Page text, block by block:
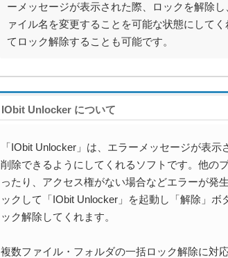
ーメッセージが表示された際、ロックを解除
ァイル名を変更することを可能な状態にして
てロック解除することも可能です。
IObit Unlocker について
「IObit Unlocker」は、エラーメッセージが表
削除できるようにしてくれるソフトです。他の
ったり、アクセス権がない場合などエラーが発
ックして「IObit Unlocker」を起動し「解除」
ック解除してくれます。
複数ファイル・フォルダの一括ロック解除に対